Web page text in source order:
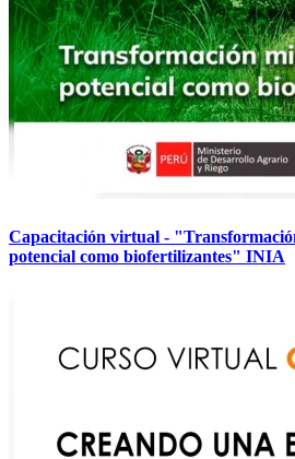
Capacitación virtual -
potencial como biofertilizantes" INIA